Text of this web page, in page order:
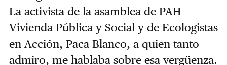
La activista de la asamblea de PAH
Vivienda Pública y Social y de Ecologistas
en Acción, Paca Blanco, a quien tanto
admiro, me hablaba sobre esa vergüenza.